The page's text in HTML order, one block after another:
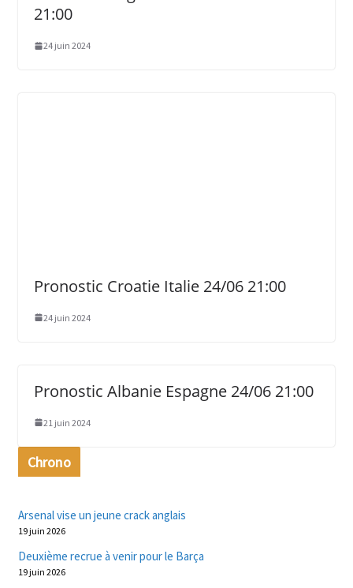
21:00
24 juin 2024
Pronostic Croatie Italie 24/06 21:00
24 juin 2024
Pronostic Albanie Espagne 24/06 21:00
21 juin 2024
Chrono
Arsenal vise un jeune crack anglais
19 juin 2026
Deuxième recrue à venir pour le Barça
19 juin 2026